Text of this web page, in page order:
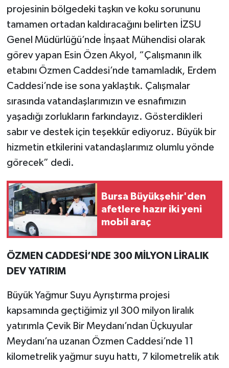
projesinin bölgedeki taşkın ve koku sorununu
tamamen ortadan kaldıracağını belirten İZSU
Genel Müdürlüğü’nde İnşaat Mühendisi olarak
görev yapan Esin Özen Akyol, “Çalışmanın ilk
etabını Özmen Caddesi’nde tamamladık, Erdem
Caddesi’nde ise sona yaklaştık. Çalışmalar
sırasında vatandaşlarımızın ve esnafımızın
yaşadığı zorlukların farkındayız. Gösterdikleri
sabır ve destek için teşekkür ediyoruz. Büyük bir
hizmetin etkilerini vatandaşlarımız olumlu yönde
görecek” dedi.
Bursa Büyükşehir'den
afetlere hazır iki yeni
mobil araç
ÖZMEN CADDESİ’NDE 300 MİLYON LİRALIK
DEV YATIRIM
Büyük Yağmur Suyu Ayrıştırma projesi
kapsamında geçtiğimiz yıl 300 milyon liralık
yatırımla Çevik Bir Meydanı’ndan Üçkuyular
Meydanı’na uzanan Özmen Caddesi’nde 11
kilometrelik yağmur suyu hattı, 7 kilometrelik atık